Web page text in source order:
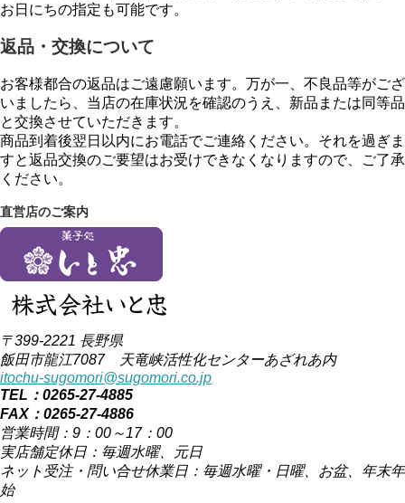
お日にちの指定も可能です。
返品・交換について
お客様都合の返品はご遠慮願います。万が一、不良品等がござ
いましたら、当店の在庫状況を確認のうえ、新品または同等品
と交換させていただきます。
商品到着後翌日以内にお電話でご連絡ください。それを過ぎま
すと返品交換のご要望はお受けできなくなりますので、ご了承
ください。
直営店のご案内
〒399-2221 長野県
飯田市龍江7087 天竜峡活性化センターあざれあ内
itochu-sugomori@sugomori.co.jp
TEL：0265-27-4885
FAX：0265-27-4886
営業時間：9：00～17：00
実店舗定休日：毎週水曜、元日
ネット受注・問い合せ休業日：毎週水曜・日曜、お盆、年末年
始